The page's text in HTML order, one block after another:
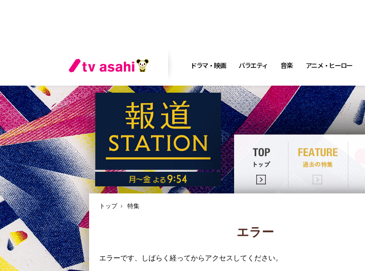
ドラマ・映画 バラエティ 音楽 アニメ・ヒーロー
トップ 特集
エラー
エラーです、しばらく経ってからアクセスしてください。